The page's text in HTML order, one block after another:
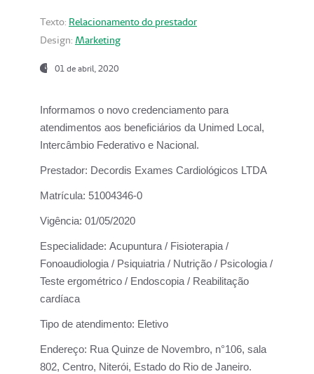
Texto: Relacionamento do prestador
Design: Marketing
01 de abril, 2020
Informamos o novo credenciamento para
atendimentos aos beneficiários da Unimed Local,
Intercâmbio Federativo e Nacional.
Prestador: Decordis Exames Cardiológicos LTDA
Matrícula: 51004346-0
Vigência: 01/05/2020
Especialidade: Acupuntura / Fisioterapia /
Fonoaudiologia / Psiquiatria / Nutrição / Psicologia /
Teste ergométrico / Endoscopia / Reabilitação
cardíaca
Tipo de atendimento: Eletivo
Endereço: Rua Quinze de Novembro, n°106, sala
802, Centro, Niterói, Estado do Rio de Janeiro.